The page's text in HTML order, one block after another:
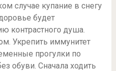
случае купание в снегу
будет
контрастного душа.
Укрепить иммунитет
прогулки по
обуви. Сначала ходить